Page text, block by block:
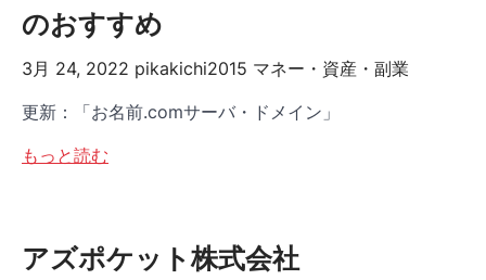
のおすすめ
3月 24, 2022 pikakichi2015 マネー・資産・副業
更新：「お名前.comサーバ・ドメイン」
もっと読む
アズポケット株式会社